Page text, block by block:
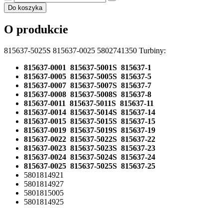
Do koszyka
O produkcie
815637-5025S 815637-0025 5802741350 Turbiny:
815637-0001 815637-5001S 815637-1
815637-0005 815637-5005S 815637-5
815637-0007 815637-5007S 815637-7
815637-0008 815637-5008S 815637-8
815637-0011 815637-5011S 815637-11
815637-0014 815637-5014S 815637-14
815637-0015 815637-5015S 815637-15
815637-0019 815637-5019S 815637-19
815637-0022 815637-5022S 815637-22
815637-0023 815637-5023S 815637-23
815637-0024 815637-5024S 815637-24
815637-0025 815637-5025S 815637-25
5801814921
5801814927
5801815005
5801814925